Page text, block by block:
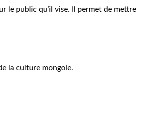
le public qu’il vise. Il permet de mettre
la culture mongole.